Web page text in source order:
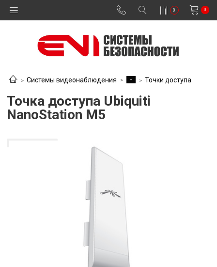
0 0
Системы видеонаблюдения - Точки доступа
Точка доступа Ubiquiti
NanoStation M5